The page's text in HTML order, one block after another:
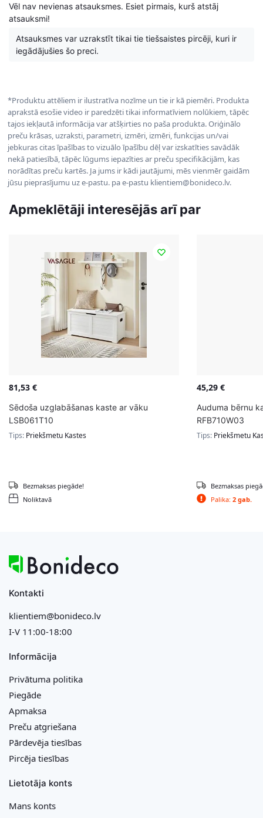
Vēl nav nevienas atsauksmes. Esiet pirmais, kurš atstāj
atsauksmi!
Atsauksmes var uzrakstīt tikai tie tiešsaistes pircēji, kuri ir
iegādājušies šo preci.
*Produktu attēliem ir ilustratīva nozīme un tie ir kā piemēri. Produkta
aprakstā esošie video ir paredzēti tikai informatīviem nolūkiem, tāpēc
tajos iekļautā informācija var atšķirties no paša produkta. Oriģinālo
preču krāsas, uzraksti, parametri, izmēri, izmēri, funkcijas un/vai
jebkuras citas īpašības to vizuālo īpašību dēļ var izskatīties savādāk
nekā patiesībā, tāpēc lūgums iepazīties ar preču specifikācijām, kas
norādītas preču kartēs. Ja jums ir kādi jautājumi, mēs vienmēr gaidām
jūsu pieprasījumu uz e-pastu. pa e-pastu klientiem@bonideco.lv.
Apmeklētāji interesējās arī par
81,53 €
Sēdoša uzglabāšanas kaste ar vāku
LSB061T10
Tips: Priekšmetu Kastes
Noliktavā
Bezmaksas piegāde!
45,29 €
Auduma bērnu
RFB710W03
Tips: Priekšmetu
Palika: 2 gab.
Bezmaksas
Kontakti
klientiem@bonideco.lv
I-V 11:00-18:00
Informācija
Privātuma politika
Piegāde
Apmaksa
Preču atgriešana
Pārdevēja tiesības
Pircēja tiesības
Lietotāja konts
Mans konts